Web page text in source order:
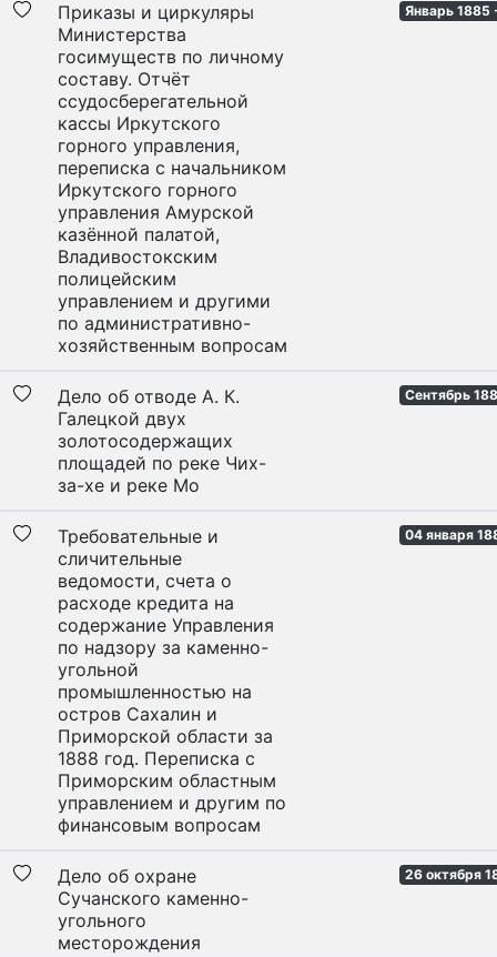
Приказы и циркуляры
Министерства
госимуществ по личному
составу. Отчёт
ссудосберегательной
кассы Иркутского
горного управления,
переписка с начальником
Иркутского горного
управления Амурской
казённой палатой,
Владивостокским
полицейским
управлением и другими
по административно-
хозяйственным вопросам
Январь 1885
Дело об отводе А. К.
Галецкой двух
золотосодержащих
площадей по реке Чих-
за-хе и реке Мо
Сентябрь
Требовательные и
сличительные
ведомости, счета о
расходе кредита на
содержание Управления
по надзору за каменно-
угольной
промышленностью на
остров Сахалин и
Приморской области за
1888 год. Переписка с
Приморским областным
управлением и другим по
финансовым вопросам
04 января
Дело об охране
Сучанского каменно-
угольного
месторождения
26 октября